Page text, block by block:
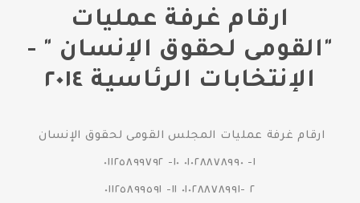
ارقام غرفة عمليات
"القومى لحقوق الإنسان " -
الإنتخابات الرئاسية ٢٠١٤
ارقام غرفة عمليات المجلس القومى لحقوق الإنسان
١- ٠١٠٢٨٨٧٨٩٩٠ ١٠- ٠١١٢٥٨٩٩٧٩٢
٢ -٠١٠٢٨٨٧٨٩٩١ ١١- ٠١١٢٥٨٩٩٥٩١